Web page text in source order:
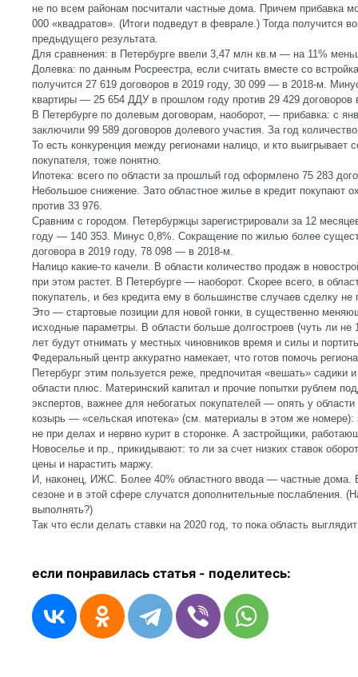
не по всем районам посчитали частные дома. Причем прибавка
000 «квадратов». (Итоги подведут в феврале.) Тогда получится
предыдущего результата.
Для сравнения: в Петербурге ввели 3,47 млн кв.м — на 11%
Долевка: по данным Росреестра, если считать вместе со
получится 27 619 договоров в 2019 году, 30 099 — в 2018-м.
квартиры — 25 654 ДДУ в прошлом году против 29 429
В Петербурге по долевым договорам, наоборот, — прибавка: с
заключили 99 589 договоров долевого участия. За год
То есть конкуренция между регионами налицо, и кто выигрывает
покупателя, тоже понятно.
Ипотека: всего по области за прошлый год оформлено 75 283
Небольшое снижение. Зато областное жилье в кредит покупают
против 33 976.
Сравним с городом. Петербуржцы зарегистрировали за 12
году — 140 353. Минус 0,8%. Сокращение по жилью более
договора в 2019 году, 78 098 — в 2018-м.
Налицо какие-то качели. В области количество продаж в
при этом растет. В Петербурге — наоборот. Скорее всего, в
покупатель, и без кредита ему в большинстве случаев сделку не
Это — стартовые позиции для новой гонки, в существенно
исходные параметры. В области больше долгостроев (чуть ли не
лет будут отнимать у местных чиновников время и силы и
Федеральный центр аккуратно намекает, что готов помочь
Петербург этим пользуется реже, предпочитая «вешать»
области плюс. Материнский капитал и прочие попытки рублем
экспертов, важнее для небогатых покупателей — опять у
козырь — «сельская ипотека» (см. материалы в этом же номере):
не при делах и нервно курит в сторонке. А застройщики,
Новоселье и пр., прикидывают: то ли за счет низких ставок
цены и нарастить маржу.
И, наконец, ИЖС. Более 40% областного ввода — частные дома.
сезоне и в этой сфере случатся дополнительные послабления.
выполнять?)
Так что если делать ставки на 2020 год, то пока область
если понравилась статья - поделитесь: